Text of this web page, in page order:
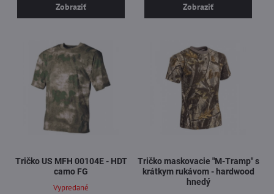
Zobraziť Zobraziť
Tričko US MFH 00104E - HDT
camo FG
Vypredané
Tričko maskovacie "M-Tramp" s
krátkym rukávom - hardwood
hnedý